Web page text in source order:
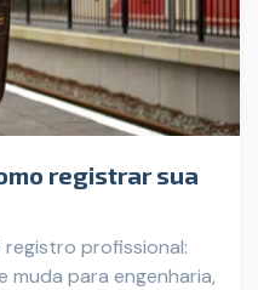
registrar sua
profissional:
muda para engenharia,